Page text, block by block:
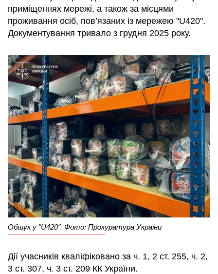
приміщеннях мережі, а також за місцями
проживання осіб, пов’язаних із мережею "U420".
Документування тривало з грудня 2025 року.
Обшук у "U420". Фото: Прокуратура України
Дії учасників кваліфіковано за ч. 1, 2 ст. 255, ч. 2,
3 ст. 307, ч. 3 ст. 209 КК України.